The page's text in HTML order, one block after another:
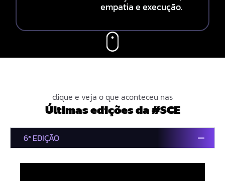
empatia e execução.
clique e veja o que aconteceu nas
Últimas edições da #SCE
6ª EDIÇÃO